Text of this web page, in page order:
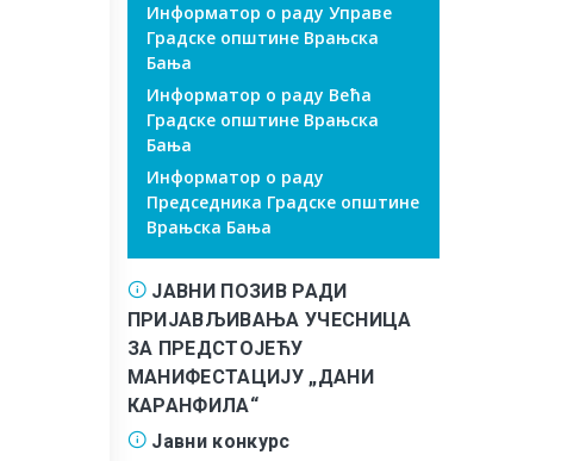
Информатор о раду Управе
Градске општине Врањска
Бања
Информатор о раду Већа
Градске општине Врањска
Бања
Информатор о раду
Председника Градске општине
Врањска Бања
ЈАВНИ ПОЗИВ РАДИ
ПРИЈАВЉИВАЊА УЧЕСНИЦА
ЗА ПРЕДСТОЈЕЋУ
МАНИФЕСТАЦИЈУ „ДАНИ
КАРАНФИЛА“
Јавни конкурс